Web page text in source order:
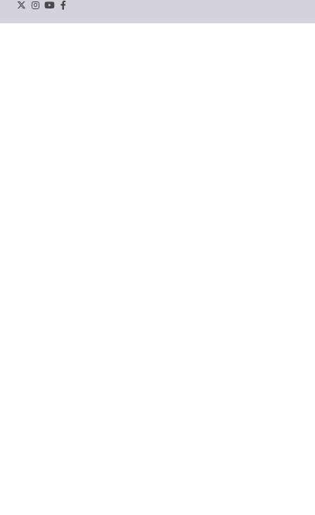
TwitterInstagram
YouTubeFacebook